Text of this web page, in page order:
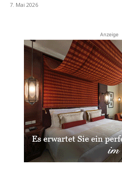
7. Mai 2026
Anzeige